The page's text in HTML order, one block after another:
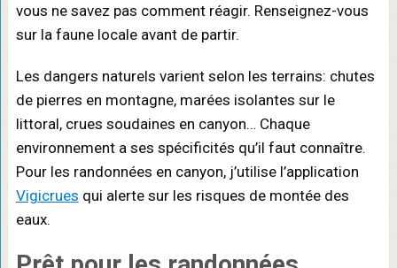
vous ne savez pas comment réagir. Renseignez-vous
sur la faune locale avant de partir.
Les dangers naturels varient selon les terrains: chutes
de pierres en montagne, marées isolantes sur le
littoral, crues soudaines en canyon… Chaque
environnement a ses spécificités qu’il faut connaître.
Pour les randonnées en canyon, j’utilise l’application
Vigicrues qui alerte sur les risques de montée des
eaux.